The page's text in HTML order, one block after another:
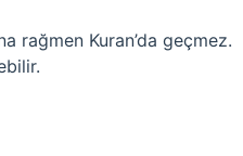
rağmen Kuran’da geçmez.